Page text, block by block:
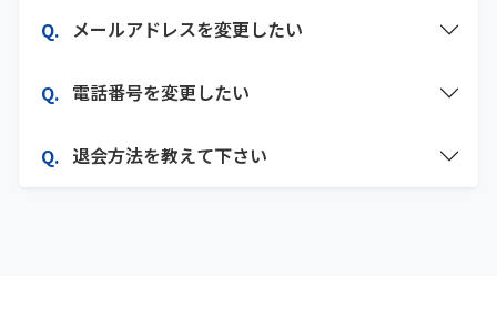
メールアドレスを変更したい
電話番号を変更したい
退会方法を教えて下さい